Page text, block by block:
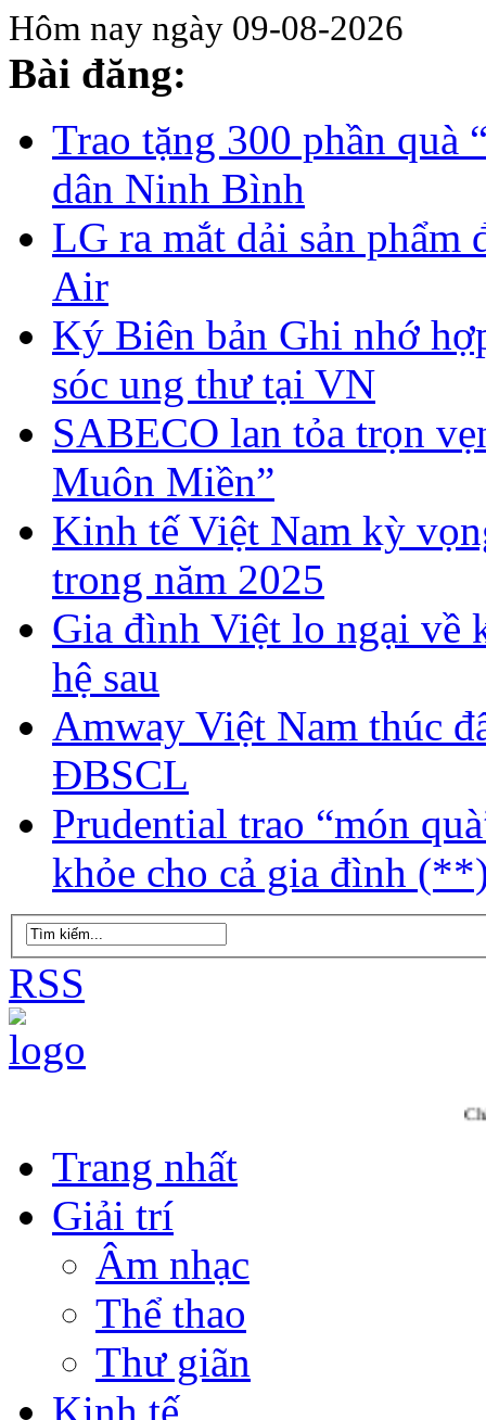
Hôm nay ngày 09-08-2026
Bài đăng:
Trao tặng 300 phần quà
dân Ninh Bình
LG ra mắt dải sản
Air
Ký Biên bản Ghi nhớ
sóc ung thư tại VN
SABECO lan tỏa trọn
Muôn Miền”
Kinh tế Việt Nam kỳ
trong năm 2025
Gia đình Việt lo ngại về
hệ sau
Amway Việt Nam thúc
ĐBSCL
Prudential trao “món
khỏe cho cả gia đình
RSS
Chào mừng
Trang nhất
Giải trí
Âm nhạc
Thể thao
Thư giãn
Kinh tế